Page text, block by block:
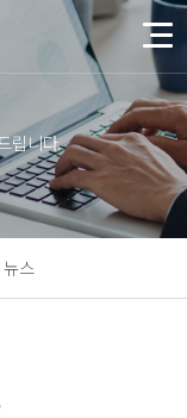
립니다.
스